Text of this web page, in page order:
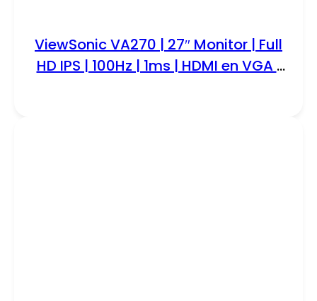
ViewSonic VA270 | 27″ Monitor | Full
HD IPS | 100Hz | 1ms | HDMI en VGA |